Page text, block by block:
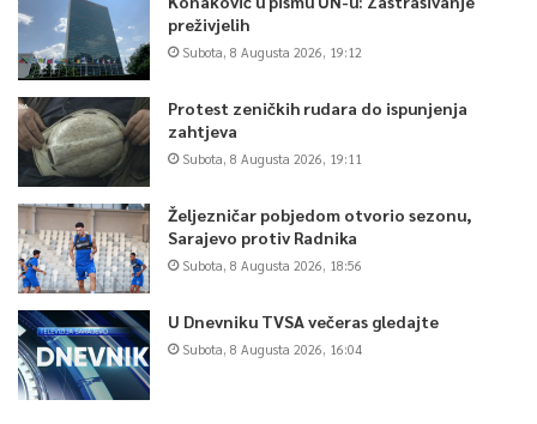
Za korisnike BBI, Union i Asa banke, omogućena je i donacija
uplate.
0
Article Rating
preživjelih
Subota, 8 Augusta 2026, 19:12
Protest zeničkih rudara do ispunjenja
zahtjeva
Subota, 8 Augusta 2026, 19:11
Željezničar pobjedom otvorio sezonu,
Sarajevo protiv Radnika
Subota, 8 Augusta 2026, 18:56
U Dnevniku TVSA večeras gledajte
Subota, 8 Augusta 2026, 16:04